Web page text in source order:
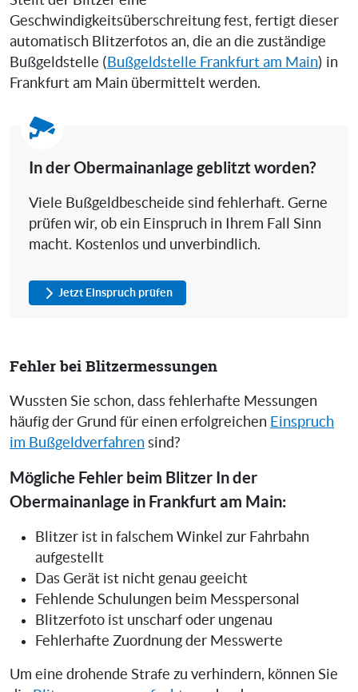
Geschwindigkeitsüberschreitung fest, fertigt dieser
automatisch Blitzerfotos an, die an die zuständige
Bußgeldstelle ( Bußgeldstelle Frankfurt am Main) in
Frankfurt am Main übermittelt werden.
In der Obermainanlage geblitzt worden?
Viele Bußgeldbescheide sind fehlerhaft. Gerne
prüfen wir, ob ein Einspruch in Ihrem Fall Sinn
macht. Kostenlos und unverbindlich.
Jetzt Einspruch prüfen
Fehler bei Blitzermessungen
Wussten Sie schon, dass fehlerhafte Messungen
häufig der Grund für einen erfolgreichen Einspruch
im Bußgeldverfahren sind?
Mögliche Fehler beim Blitzer In der
Obermainanlage in Frankfurt am Main:
Blitzer ist in falschem Winkel zur Fahrbahn
aufgestellt
Das Gerät ist nicht genau geeicht
Fehlende Schulungen beim Messpersonal
Blitzerfoto ist unscharf oder ungenau
Fehlerhafte Zuordnung der Messwerte
Um eine drohende Strafe zu verhindern, können Sie